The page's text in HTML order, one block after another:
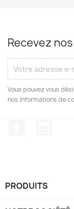
Recevez
Vous pouvez vous
nos informations de
PRODUITS